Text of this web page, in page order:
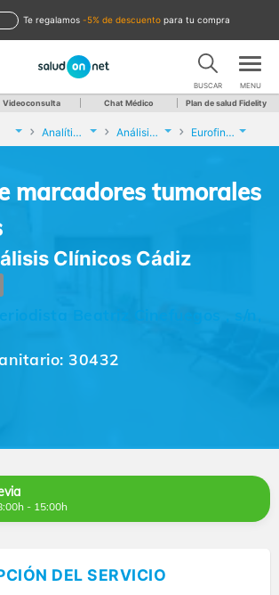
te regalamos -5% de descuento para tu compra
BUSCAR MENU
Videoconsulta Chat Médico Plan de salud Fidelity
Analíticas y Genética Análisis de marcadores tumorales femeninos Eurofins Análisis Clínicos Cádiz
marcadores tumorales
Clínicos Cádiz
Beatriz Cinefuegos , s/n,
30432
- 15:00h
DEL SERVICIO